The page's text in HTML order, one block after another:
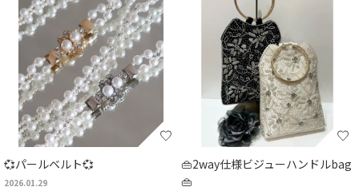
💞パールベルト💞
2026.01.29
👜2way仕様ビジューハンドルbag
👜